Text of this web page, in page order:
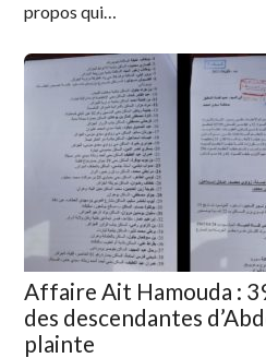
propos qui…
Affaire Ait Hamouda :
des descendantes
plainte